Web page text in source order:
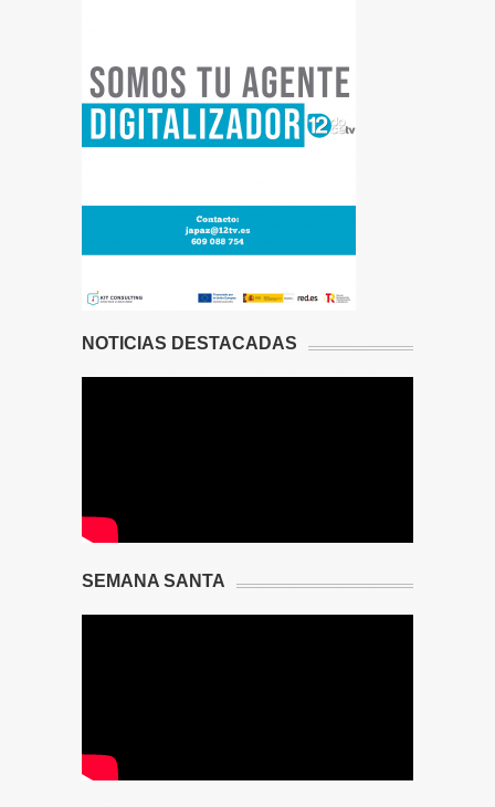
NOTICIAS DESTACADAS
SEMANA SANTA